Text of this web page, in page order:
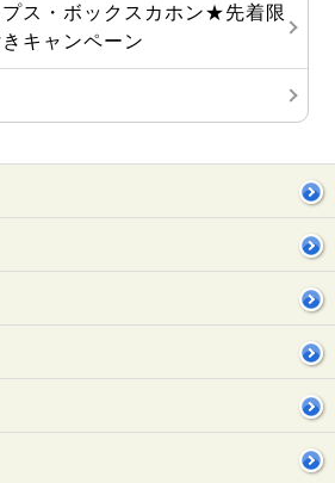
ス・ボックスカホン★先着限
キャンペーン